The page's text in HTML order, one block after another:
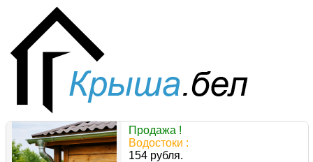
Продажа !
Водостоки :
154 рубля.